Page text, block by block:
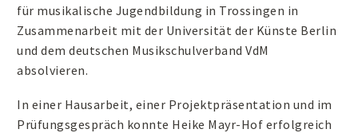
für musikalische Jugendbildung in Trossingen in
Zusammenarbeit mit der Universität der Künste Berlin
und dem deutschen Musikschulverband VdM
absolvieren.
In einer Hausarbeit, einer Projektpräsentation und im
Prüfungsgespräch konnte Heike Mayr-Hof erfolgreich